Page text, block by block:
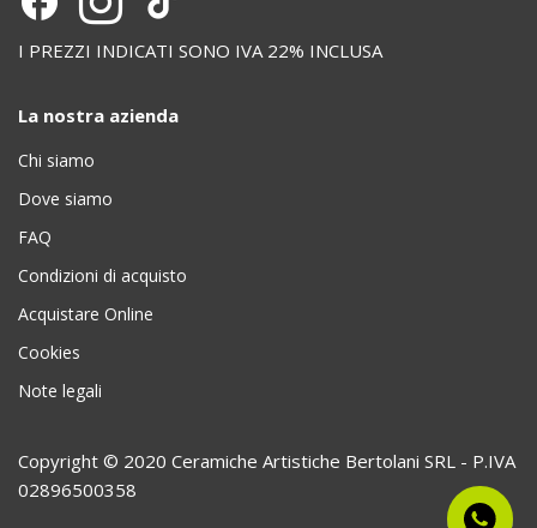
I PREZZI INDICATI SONO IVA 22% INCLUSA
La nostra azienda
Chi siamo
Dove siamo
FAQ
Condizioni di acquisto
Acquistare Online
Cookies
Note legali
Copyright © 2020 Ceramiche Artistiche Bertolani SRL - P.IVA
02896500358